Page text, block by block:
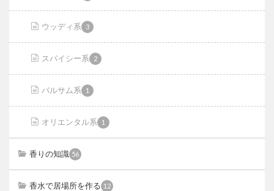
ウッディ系 3
スパイシー系 2
バルサム系 1
オリエンタル系 1
香りの知識 56
香水で居場所を作る 12